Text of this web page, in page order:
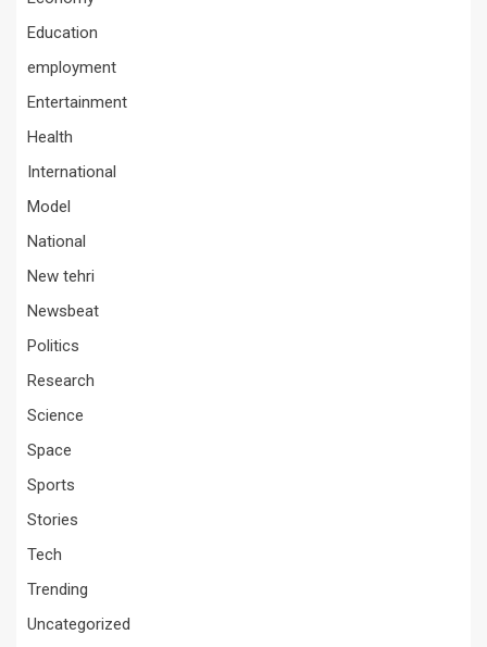
Education
employment
Entertainment
Health
International
Model
National
New tehri
Newsbeat
Politics
Research
Science
Space
Sports
Stories
Tech
Trending
Uncategorized